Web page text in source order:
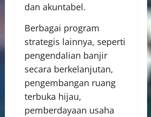
dan akuntabel.
Berbagai program
strategis lainnya, seperti
pengendalian banjir
secara berkelanjutan,
pengembangan ruang
terbuka hijau,
pemberdayaan usaha